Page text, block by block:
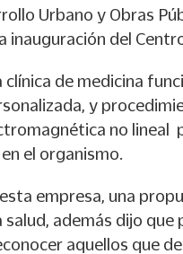
Urbano y Obras
inauguración del
clínica de medicina
y
no lineal
el organismo.
empresa, una
salud, además dijo
aquellos que